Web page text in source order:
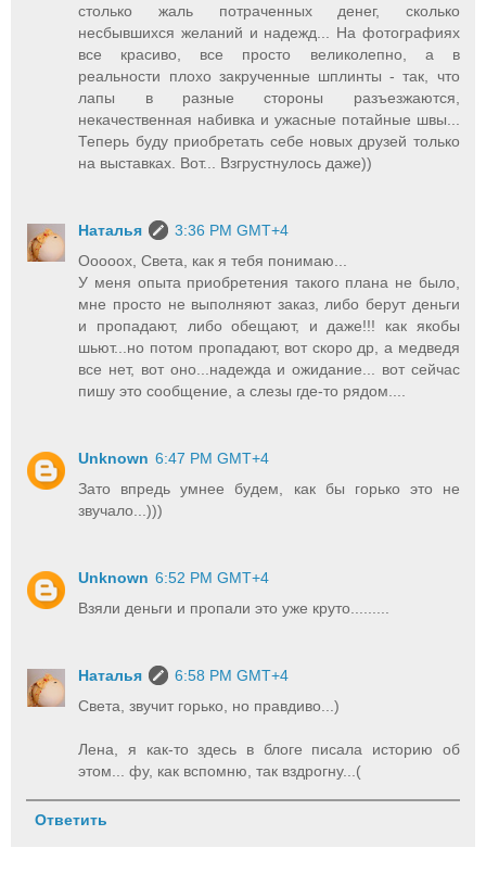
столько жаль потраченных денег, сколько
несбывшихся желаний и надежд... На фотографиях
все красиво, все просто великолепно, а в
реальности плохо закрученные шплинты - так, что
лапы в разные стороны разъезжаются,
некачественная набивка и ужасные потайные швы...
Теперь буду приобретать себе новых друзей только
на выставках. Вот... Взгрустнулось даже))
Наталья
3:36 PM GMT+4
Ооооох, Света, как я тебя понимаю...
У меня опыта приобретения такого плана не было,
мне просто не выполняют заказ, либо берут деньги
и пропадают, либо обещают, и даже!!! как якобы
шьют...но потом пропадают, вот скоро др, а медведя
все нет, вот оно...надежда и ожидание... вот сейчас
пишу это сообщение, а слезы где-то рядом....
Unknown 6:47 PM GMT+4
Зато впредь умнее будем, как бы горько это не
звучало...)))
Unknown 6:52 PM GMT+4
Взяли деньги и пропали это уже круто.........
Наталья
6:58 PM GMT+4
Света, звучит горько, но правдиво...)
Лена, я как-то здесь в блоге писала историю об
этом... фу, как вспомню, так вздрогну...(
Ответить